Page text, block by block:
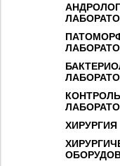
ХИРУРГИЯ